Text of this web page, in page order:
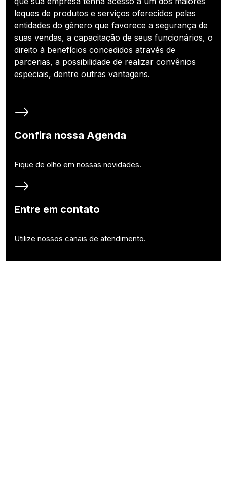
leques de produtos e serviços oferecidos pelas
entidades do gênero que favorece a segurança de
suas vendas, a capacitação de seus funcionários, o
direito à benefícios concedidos através de
parcerias, a possibilidade de realizar convênios
especiais, dentre outras vantagens.
Confira nossa Agenda
Fique de olho em nossas novidades.
Entre em contato
Utilize nossos canais de atendimento.